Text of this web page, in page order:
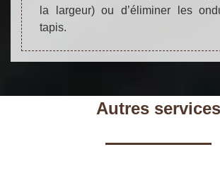
la largeur) ou d’éliminer les
tapis.
Autres services